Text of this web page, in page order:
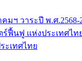
ฯ วาระปี พ.ศ.2568-
ฟื้นฟู แห่งประเทศไท
ะเทศไทย